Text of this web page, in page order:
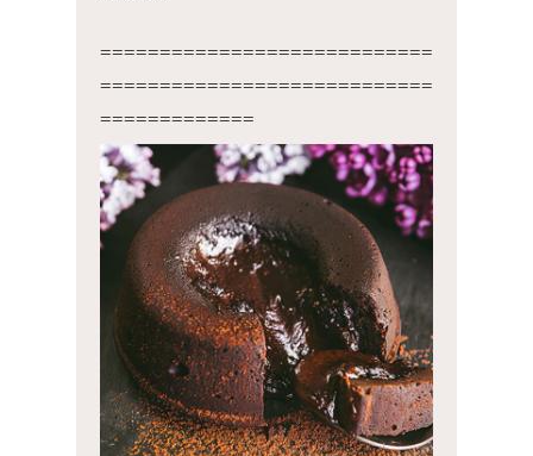
============================
============================
=============